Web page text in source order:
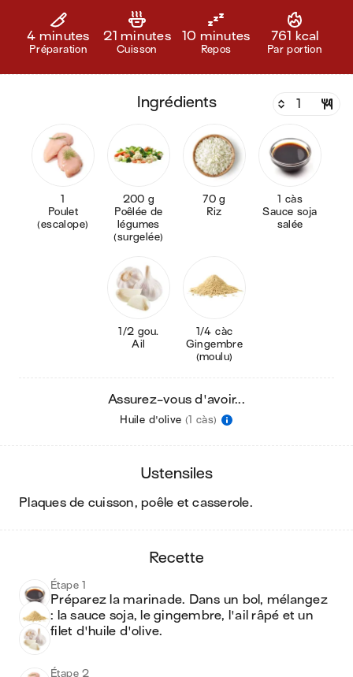
4 minutes
Préparation
21 minutes
Cuisson
10 minutes
Repos
761 kcal
Par portion
ingrédients
1
Poulet
(escalope)
200 g
Poêlée de
légumes
(surgelée)
70 g
Riz
1 càs
Sauce soja
salée
1/2 gou.
Ail
1/4 càc
Gingembre
(moulu)
Assurez-vous d'avoir...
Huile d'olive (1 càs)
ustensiles
plaques de cuisson, poêle et casserole.
recette
Étape 1
Préparez la marinade. Dans un bol, mélangez
: la sauce soja, le gingembre, l'ail râpé et un
filet d'huile d'olive.
Étape 2